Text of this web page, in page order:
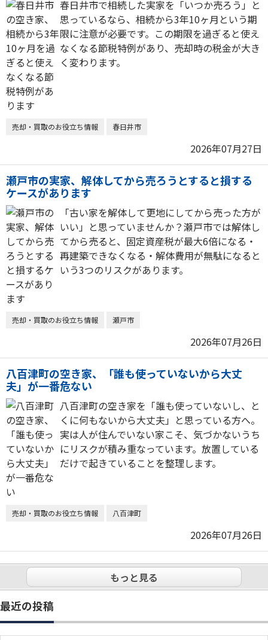
春日井市で相続した実家を「いつか売ろう」と
思っているなら、相続から3年10ヶ月という期
限に注意が必要です。この期限を過ぎると使え
なくなる節税特例があり、売却時の税金が大き
く変わります。
売却・買取のお役立ち情報 春日井市
2026年07月27日
瀬戸市の実家、解体してから売ろうとすると損する
ケースがあります
「古い家を解体して更地にしてから売った方が
いい」と思っていませんか？瀬戸市では解体し
てから売ると、固定資産税が最大6倍になる・
再建築できなくなる・解体費用が無駄になると
いう3つのリスクがあります。
売却・買取のお役立ち情報 瀬戸市
2026年07月26日
八百津町の空き家、「誰も使っていないから大丈
夫」が一番危ない
八百津町の空き家を「誰も使っていないし、と
くに何もないから大丈夫」と思っている方へ。
実は人が住んでいない家こそ、気づかないうち
にリスクが積み重なっています。放置している
だけで起きていることを整理します。
売却・買取のお役立ち情報 八百津町
2026年07月26日
もっと見る
最近の投稿